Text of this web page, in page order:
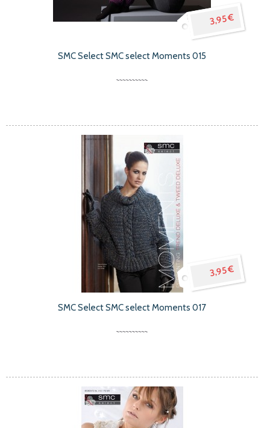
3,95 €
SMC Select SMC select Moments 015
3,95 €
SMC Select SMC select Moments 017